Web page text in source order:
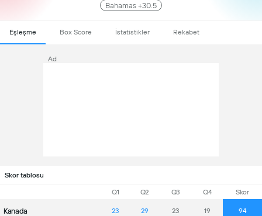
Bahamas +30.5
Eşleşme Box Score İstatistikler Rekabet
Ad
Skor tablosu
Q1 Q2 Q3 Q4 Skor
Kanada 23 29 23 19 94